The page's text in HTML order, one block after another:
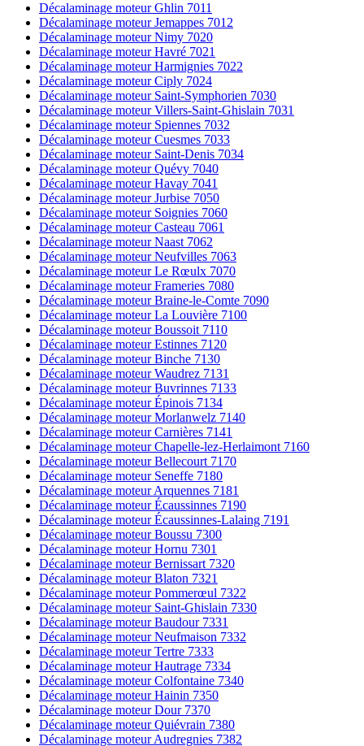
Décalaminage moteur Ghlin 7011
Décalaminage moteur Jemappes 7012
Décalaminage moteur Nimy 7020
Décalaminage moteur Havré 7021
Décalaminage moteur Harmignies 7022
Décalaminage moteur Ciply 7024
Décalaminage moteur Saint-Symphorien 7030
Décalaminage moteur Villers-Saint-Ghislain 7031
Décalaminage moteur Spiennes 7032
Décalaminage moteur Cuesmes 7033
Décalaminage moteur Saint-Denis 7034
Décalaminage moteur Quévy 7040
Décalaminage moteur Havay 7041
Décalaminage moteur Jurbise 7050
Décalaminage moteur Soignies 7060
Décalaminage moteur Casteau 7061
Décalaminage moteur Naast 7062
Décalaminage moteur Neufvilles 7063
Décalaminage moteur Le Rœulx 7070
Décalaminage moteur Frameries 7080
Décalaminage moteur Braine-le-Comte 7090
Décalaminage moteur La Louvière 7100
Décalaminage moteur Boussoit 7110
Décalaminage moteur Estinnes 7120
Décalaminage moteur Binche 7130
Décalaminage moteur Waudrez 7131
Décalaminage moteur Buvrinnes 7133
Décalaminage moteur Épinois 7134
Décalaminage moteur Morlanwelz 7140
Décalaminage moteur Carnières 7141
Décalaminage moteur Chapelle-lez-Herlaimont 7160
Décalaminage moteur Bellecourt 7170
Décalaminage moteur Seneffe 7180
Décalaminage moteur Arquennes 7181
Décalaminage moteur Écaussinnes 7190
Décalaminage moteur Écaussinnes-Lalaing 7191
Décalaminage moteur Boussu 7300
Décalaminage moteur Hornu 7301
Décalaminage moteur Bernissart 7320
Décalaminage moteur Blaton 7321
Décalaminage moteur Pommerœul 7322
Décalaminage moteur Saint-Ghislain 7330
Décalaminage moteur Baudour 7331
Décalaminage moteur Neufmaison 7332
Décalaminage moteur Tertre 7333
Décalaminage moteur Hautrage 7334
Décalaminage moteur Colfontaine 7340
Décalaminage moteur Hainin 7350
Décalaminage moteur Dour 7370
Décalaminage moteur Quiévrain 7380
Décalaminage moteur Audregnies 7382